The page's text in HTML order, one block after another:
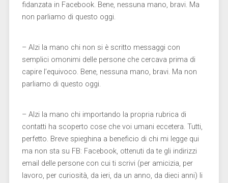
fidanzata in Facebook. Bene, nessuna mano, bravi. Ma
non parliamo di questo oggi.
– Alzi la mano chi non si è scritto messaggi con
semplici omonimi delle persone che cercava prima di
capire l’equivoco. Bene, nessuna mano, bravi. Ma non
parliamo di questo oggi.
– Alzi la mano chi importando la propria rubrica di
contatti ha scoperto cose che voi umani eccetera. Tutti,
perfetto. Breve spieghina a beneficio di chi mi legge qui
ma non sta su FB: Facebook, ottenuti da te gli indirizzi
email delle persone con cui ti scrivi (per amicizia, per
lavoro, per curiosità, da ieri, da un anno, da dieci anni) li